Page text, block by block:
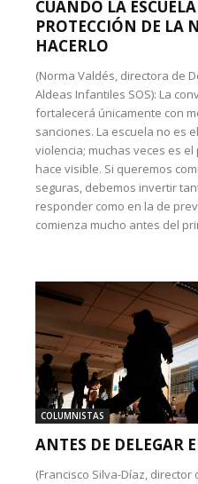
CUANDO LA
PROTECCIÓN DE LA
HACERLO
(Norma Valdés, directora de
Aldeas Infantiles SOS): La
fortalecerá únicamente con
sanciones. La escuela no es
violencia; muchas veces es
hace visible. Si queremos
seguras, debemos invertir
responder como en la de
comienza mucho antes del
COLUMNISTAS
ANTES DE DELEGAR
(Francisco Silva-Díaz,